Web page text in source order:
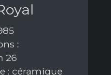
:
26
: céramique